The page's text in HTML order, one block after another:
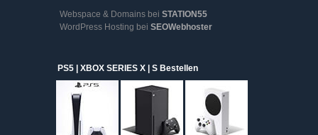
Webspace & Domains bei STATION55
WordPress Hosting bei SEOWebhoster
PS5 | XBOX SERIES X | S Bestellen